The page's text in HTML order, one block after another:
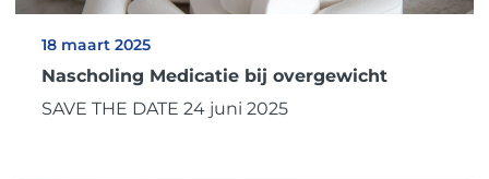
18 maart 2025
Nascholing Medicatie bij overgewicht
SAVE THE DATE 24 juni 2025